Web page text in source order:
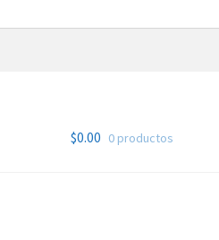
$0.00 0 productos